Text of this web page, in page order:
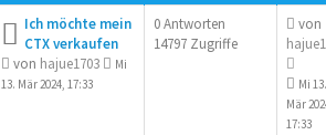
Ich möchte mein
CTX verkaufen
von hajue1703
Mi
13. Mär 2024, 17:33
0 Antworten
14797 Zugriffe
von
Mi 13.
Mär
17:33